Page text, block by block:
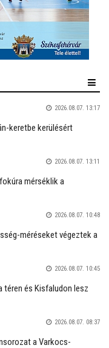
2026.08.07. 13:17
keretbe kerülésért
2026.08.07. 13:11
mérséklik a
2026.08.07. 10:48
méréseket végeztek a
2026.08.07. 10:45
téren és Kisfaludon lesz
2026.08.07. 08:37
a Varkocs-